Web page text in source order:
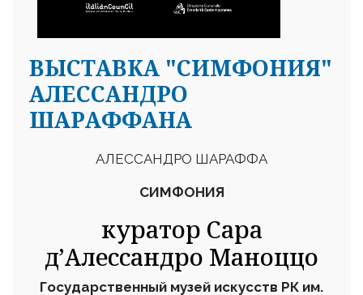
ВЫСТАВКА "СИМФОНИЯ"
АЛЕССАНДРО
ШАРАФФАНА
АЛЕССАНДРО ШАРАФФА
СИМФОНИЯ
куратор Сара
д’Алессандро Маноццо
Государственный музей искусств РК им.